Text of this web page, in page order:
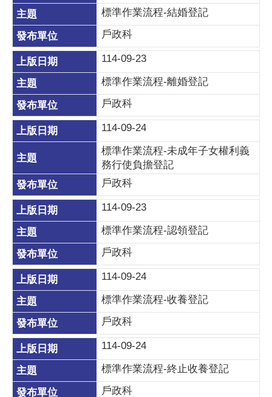
標準作業流程-結婚登記
戶政科
114-09-23
標準作業流程-離婚登記
戶政科
114-09-24
標準作業流程-未成年子女權利義
務行使負擔登記
戶政科
114-09-23
標準作業流程-認領登記
戶政科
114-09-24
標準作業流程-收養登記
戶政科
114-09-24
標準作業流程-終止收養登記
戶政科